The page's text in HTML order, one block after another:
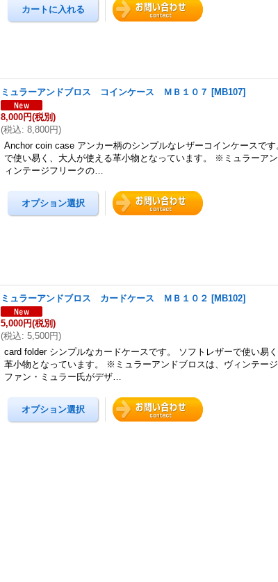
ミュラーアンドブロス コインケース ＭＢ１０７ [MB107]
8,000円(税別)
(税込: 8,800円)
Anchor coin case アンカー柄のシンプルなレザーコインケースで
で使い易く、大人が使える革小物となっています。 ※ミュラーア
ィンテージフリークの…
ミュラーアンドブロス カードケース ＭＢ１０２ [MB102]
5,000円(税別)
(税込: 5,500円)
card folder シンプルなカードケースです。 ソフトレザーで使い易
革小物となっています。 ※ミュラーアンドブロスは、ヴィンテー
ファン・ミュラー氏がデザ…